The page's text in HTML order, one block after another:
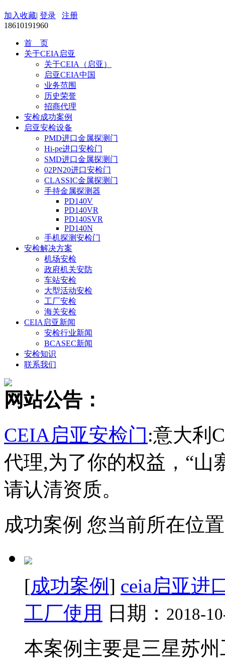
加入收藏| 登录
注册
18610191960
首 页
关于CEIA启亚
关于CEIA（启亚）
启亚CEIA中国
业务范围
历史荣誉
招商代理
安检成功案例
启亚安检设备
PMD进口金属探测门
Hi-pe进口安检门
SMD进口金属探测门
02PN20进口安检门
CLASSIC金属探测门
手持金属探测器
PD140V
PD140VR
PD140SVR
PD140N
手机探测安检门
安检解决方案
机场安检
政府机关安防
车站安检
大型活动安检
工厂安检
海关安检
CEIA启亚新闻
安检行业新闻
BCASEC新闻
安检知识
联系我们
网站公告：
CEIA启亚安检门:意大利
代理,为了你的权益，“山
请认清资质。
成功案例 您当前所在位
[成功案例 ] ceia启亚进
工厂使用
日期： 2018-
本案例主要是三星苏